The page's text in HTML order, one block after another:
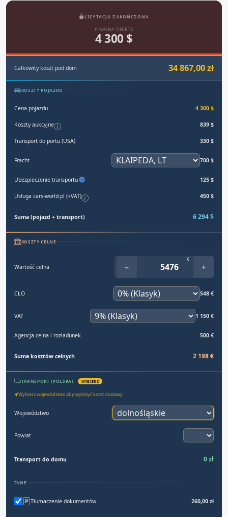
LICYTACJA ZAKOŃCZONA
FINALNA OFERTA
4 300 $
Całkowity koszt pod dom 34 867,00 zł
KOSZTY POJAZDU
Cena pojazdu 4 300 $
Koszty aukcyjne 839 $
Transport do portu (USA) 330 $
Fracht 700 $
Ubezpieczenie transportu 125 $
Usługa cars-world.pl (+VAT) 450 $
Suma (pojazd + transport) 6 294 $
KOSZTY CELNE
Wartość celna −
€
+
CŁO 548 €
VAT 1 150 €
Agencja celna i rozładunek 500 €
Suma kosztów celnych 2 198 €
TRANSPORT (POLSKA) WYBIERZ
Wybierz województwo aby wyliczyć koszt dostawy
Województwo
Powiat
Transport do domu 0 zł
INNE
Tłumaczenie dokumentów 260,00 zł